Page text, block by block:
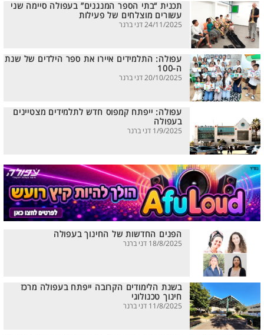
תכנית “בתי הספר המנגנים” בעפולה סיימה שני
עשורים מוצלחים של פעילות
24/11/2025 דני ברנר
עפולה: התלמידים איירו את ספר הילדים של שנת
ה-100
20/10/2025 דני ברנר
עפולה: ייפתח קמפוס חדש לתלמידים מצטיינים
בעפולה
1/9/2025 דני ברנר
הפנים החדשות של החינוך בעפולה
18/8/2025 דני ברנר
בשנת הלימודים הקרובה ייפתח בעפולה מרכז
חינוך טכנולוגי
11/8/2025 דני ברנר